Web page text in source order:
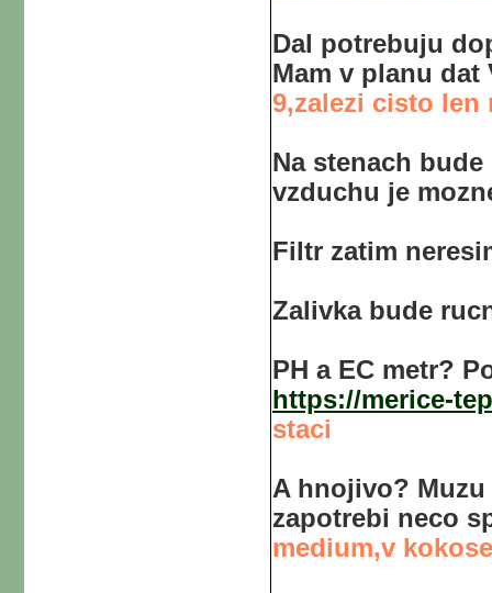
Dal potrebuju
Mam v planu dat
9,zalezi cisto len
Na stenach
vzduchu je
Filtr zatim
Zalivka bude
PH a EC metr?
https://merice-
staci
A hnojivo?
zapotrebi neco
medium,v